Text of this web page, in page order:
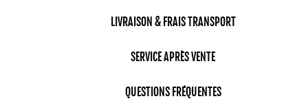
LIVRAISON & FRAIS TRANSPORT
SERVICE APRÈS VENTE
QUESTIONS FRÉQUENTES